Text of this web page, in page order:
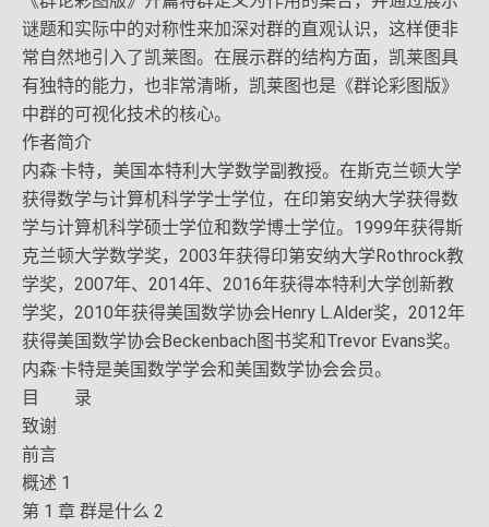
谜题和实际中的对称性来加深对群的直观认识，这样便非
常自然地引入了凯莱图。在展示群的结构方面，凯莱图具
有独特的能力，也非常清晰，凯莱图也是《群论彩图版》
中群的可视化技术的核心。
作者简介
内森·卡特，美国本特利大学数学副教授。在斯克兰顿大学
获得数学与计算机科学学士学位，在印第安纳大学获得数
学与计算机科学硕士学位和数学博士学位。1999年获得斯
克兰顿大学数学奖，2003年获得印第安纳大学Rothrock教
学奖，2007年、2014年、2016年获得本特利大学创新教
学奖，2010年获得美国数学协会Henry L.Alder奖，2012年
获得美国数学协会Beckenbach图书奖和Trevor Evans奖。
内森·卡特是美国数学学会和美国数学协会会员。
目 录
致谢
前言
概述 1
第 1 章 群是什么 2